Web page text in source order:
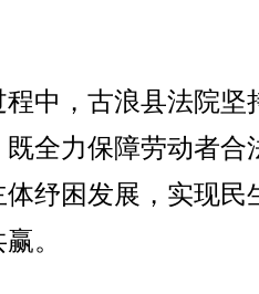
中，古浪县法院坚
全力保障劳动者合
纾困发展，实现民
。